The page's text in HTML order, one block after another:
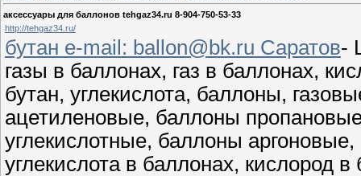
аксессуары для баллонов tehgaz34.ru 8-904-750-53-33
http://tehgaz34.ru/
бутан e-mail: ballon@bk.ru Саратов-
газы в баллонах, газ в баллонах,
бутан, углекислота, баллоны,
ацетиленовые, баллоны
углекислотные, баллоны
углекислота в баллонах, кислород в